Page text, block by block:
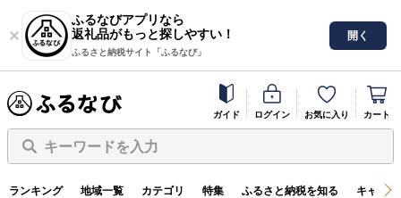
ふるなびアプリなら
返礼品がもっと探しやすい！
ふるさと納税サイト「ふるなび」
開く
ガイド ログイン お気に入り カート
キーワードを入力
ランキング 地域一覧 カテゴリ 特集 ふるさと納税を知る キャン